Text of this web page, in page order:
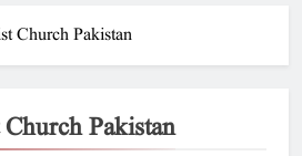
Church Pakistan
Pakistan